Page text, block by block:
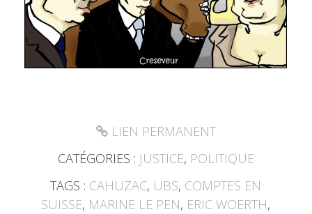
LIEN PERMANENT
CATÉGORIES : JUSTICE, POLITIQUE
TAGS : CAHUZAC, UBS, COMPTES EN
SUISSE, MARINE LE PEN, ERIC WOERTH,